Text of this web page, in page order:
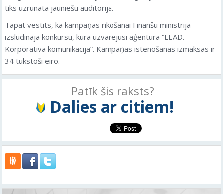
tiks uzrunāta jauniešu auditorija.
Tāpat vēstīts, ka kampaņas rīkošanai Finanšu ministrija
izsludināja konkursu, kurā uzvarējusi aģentūra “LEAD.
Korporatīvā komunikācija”. Kampaņas īstenošanas izmaksas ir
34 tūkstoši eiro.
Patīk šis raksts?
Dalies ar citiem!